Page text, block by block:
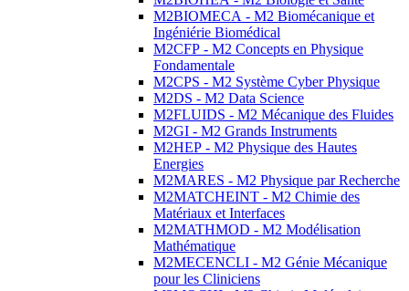
M2BIOMECA - M2 Biomécanique et
Ingéniérie Biomédical
M2CFP - M2 Concepts en Physique
Fondamentale
M2CPS - M2 Système Cyber Physique
M2DS - M2 Data Science
M2FLUIDS - M2 Mécanique des Fluides
M2GI - M2 Grands Instruments
M2HEP - M2 Physique des Hautes
Energies
M2MARES - M2 Physique par Recherche
M2MATCHEINT - M2 Chimie des
Matériaux et Interfaces
M2MATHMOD - M2 Modélisation
Mathématique
M2MECENCLI - M2 Génie Mécanique
pour les Cliniciens